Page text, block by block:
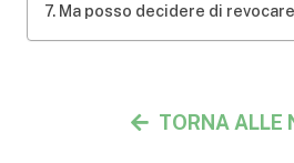
Ma posso decidere di
TORNA ALLE